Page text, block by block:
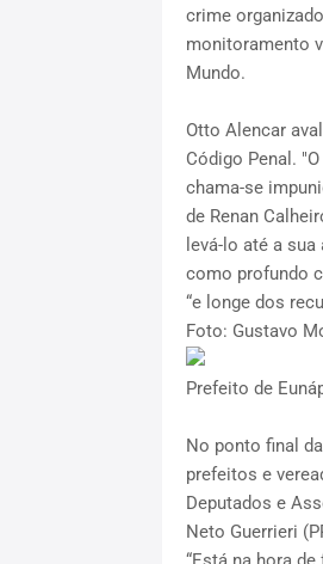
crime
monitoramento
Mundo.
Otto Alencar
Código Penal.
chama-se
de Renan
levá-lo até a
como profundo
“e longe dos
Foto: Gustavo
Prefeito de
No ponto final
prefeitos e
Deputados e
Neto Guerrieri